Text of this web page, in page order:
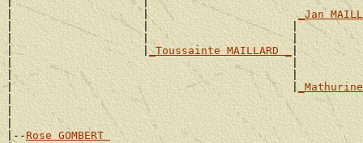
|                    | _Jan
|                    |                      |
|                    |                      |
|                    |_Toussainte MAILLARD _|
|                                           |
|                                           |
|                                           |
|
|
|
|--Rose GOMBERT